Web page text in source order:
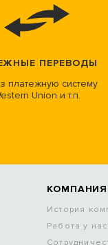
ПЕРЕВОДЫ
платежную систему
Union и т.п.
КОМПАНИЯ
История
Работа у нас